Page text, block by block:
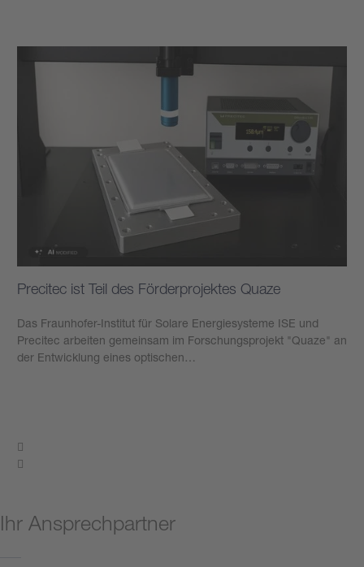
Precitec ist Teil des Förderprojektes Quaze
Das Fraunhofer-Institut für Solare Energiesysteme ISE und
Precitec arbeiten gemeinsam im Forschungsprojekt "Quaze" an
der Entwicklung eines optischen…
Ihr Ansprechpartner